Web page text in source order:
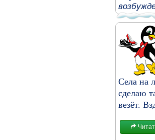
Села на
сделаю
везёт.